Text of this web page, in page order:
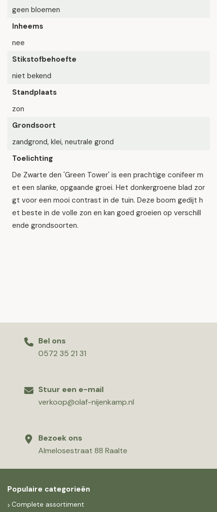
geen bloemen
Inheems
nee
Stikstofbehoefte
niet bekend
Standplaats
zon
Grondsoort
zandgrond, klei, neutrale grond
Toelichting
De Zwarte den 'Green Tower' is een prachtige conifeer m
et een slanke, opgaande groei. Het donkergroene blad zor
gt voor een mooi contrast in de tuin. Deze boom gedijt h
et beste in de volle zon en kan goed groeien op verschill
ende grondsoorten.
Bel ons
0572 35 21 31
Stuur een e-mail
verkoop@olaf-nijenkamp.nl
Bezoek ons
Almelosestraat 88 Raalte
Populaire categorieën
Complete assortiment